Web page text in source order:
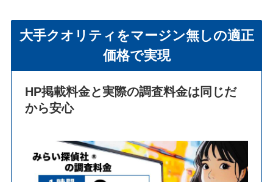
大手クオリティをマージン無しの適正
価格で実現
HP掲載料金と実際の調査料金は同じだ
から安心